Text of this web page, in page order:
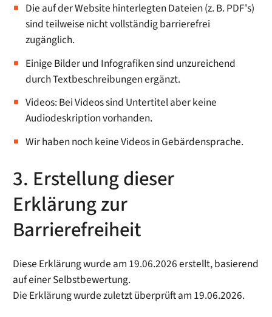
Die auf der Website hinterlegten Dateien (z. B. PDF's)
sind teilweise nicht vollständig barrierefrei
zugänglich.
Einige Bilder und Infografiken sind unzureichend
durch Textbeschreibungen ergänzt.
Videos: Bei Videos sind Untertitel aber keine
Audiodeskription vorhanden.
Wir haben noch keine Videos in Gebärdensprache.
3. Erstellung dieser
Erklärung zur
Barrierefreiheit
Diese Erklärung wurde am 19.06.2026 erstellt, basierend
auf einer Selbstbewertung.
Die Erklärung wurde zuletzt überprüft am 19.06.2026.